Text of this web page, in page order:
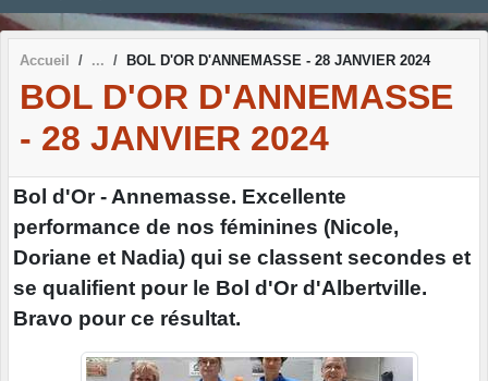
Accueil BOL D'OR D'ANNEMASSE - 28 JANVIER 2024
BOL D'OR D'ANNEMASSE
- 28 JANVIER 2024
Bol d'Or - Annemasse. Excellente
performance de nos féminines (Nicole,
Doriane et Nadia) qui se classent secondes et
se qualifient pour le Bol d'Or d'Albertville.
Bravo pour ce résultat.